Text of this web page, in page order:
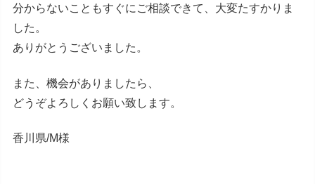
分からないこともすぐにご相談できて、大変たすかりま
した。
ありがとうございました。
また、機会がありましたら、
どうぞよろしくお願い致します。
香川県/M様